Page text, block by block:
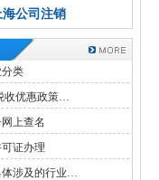
海公司注销
类
收优惠政策…
上查名
证办理
体涉及的行业…